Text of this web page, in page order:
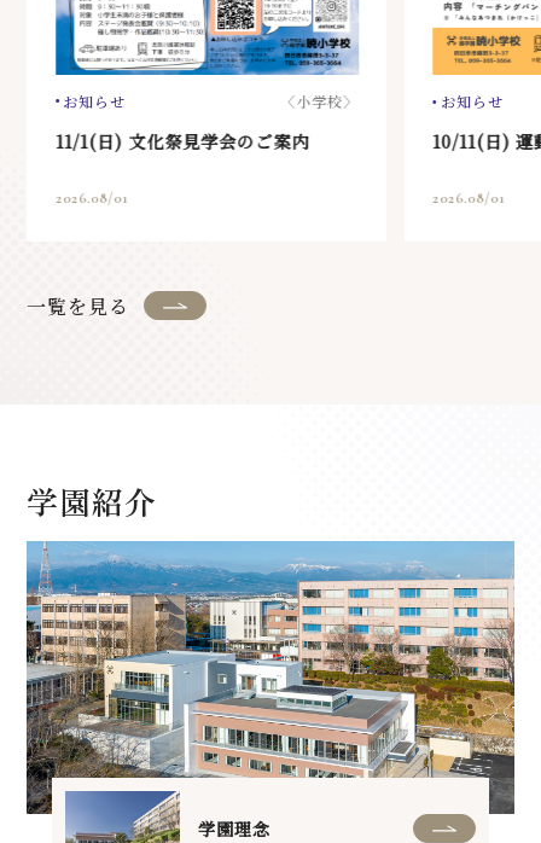
お知らせ 〈小学校〉
11/1(日) 文化祭見学会のご案内
2026.08/01
お知らせ
10/11(日) 運
2026.08/01
一覧を見る
学園紹介
学園理念